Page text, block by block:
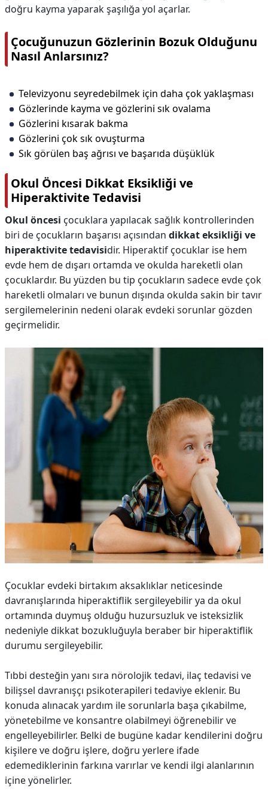
doğru kayma yaparak şaşılığa yol açarlar.
Çocuğunuzun Gözlerinin Bozuk Olduğunu
Nasıl Anlarsınız?
Televizyonu seyredebilmek için daha çok yaklaşması
Gözlerinde kayma ve gözlerini sık ovalama
Gözlerini kısarak bakma
Gözlerini çok sık ovuşturma
Sık görülen baş ağrısı ve başarıda düşüklük
Okul Öncesi Dikkat Eksikliği ve
Hiperaktivite Tedavisi
Okul öncesi çocuklara yapılacak sağlık kontrollerinden
biri de çocukların başarısı açısından dikkat eksikliği ve
hiperaktivite tedavisidir. Hiperaktif çocuklar ise hem
evde hem de dışarı ortamda ve okulda hareketli olan
çocuklardır. Bu yüzden bu tip çocukların sadece evde çok
hareketli olmaları ve bunun dışında okulda sakin bir tavır
sergilemelerinin nedeni olarak evdeki sorunlar gözden
geçirmelidir.
Çocuklar evdeki birtakım aksaklıklar neticesinde
davranışlarında hiperaktiflik sergileyebilir ya da okul
ortamında duymuş olduğu huzursuzluk ve isteksizlik
nedeniyle dikkat bozukluğuyla beraber bir hiperaktiflik
durumu sergileyebilir.
Tıbbi desteğin yanı sıra nörolojik tedavi, ilaç tedavisi ve
bilişsel davranışçı psikoterapileri tedaviye eklenir. Bu
konuda alınacak yardım ile sorunlarla başa çıkabilme,
yönetebilme ve konsantre olabilmeyi öğrenebilir ve
engelleyebilirler. Belki de bugüne kadar kendilerini doğru
kişilere ve doğru işlere, doğru yerlere ifade
edemediklerinin farkına varırlar ve kendi ilgi alanlarının
içine yönelirler.